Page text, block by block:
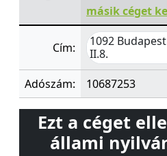
másik céget
Cím:
1092
II.8.
Adószám:
10687253
Ezt a céget
állami